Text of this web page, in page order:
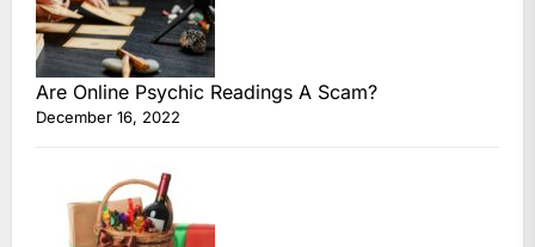
Are Online Psychic Readings A Scam?
December 16, 2022